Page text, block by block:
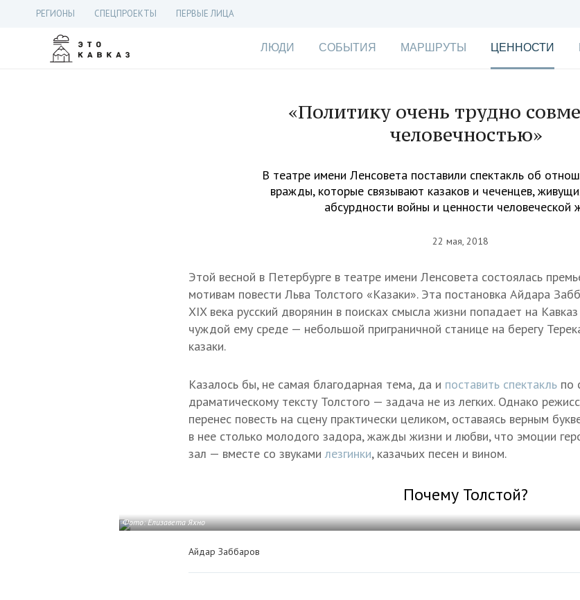
РЕГИОНЫ СПЕЦПРОЕКТЫ ПЕРВЫЕ ЛИЦА
ЛЮДИ СОБЫТИЯ МАРШРУТЫ ЦЕННОСТИ
«Политику очень трудно
человечностью»
В театре имени Ленсовета поставили спектакль об
вражды, которые связывают казаков и чеченцев,
абсурдности войны и ценности человеческой
22 мая, 2018
Этой весной в Петербурге в театре имени Ленсовета состоялась
мотивам повести Льва Толстого «Казаки». Эта постановка Айдара
XIX века русский дворянин в поисках смысла жизни попадает на
чуждой ему среде — небольшой приграничной станице на берегу
казаки.
Казалось бы, не самая благодарная тема, да и поставить спектакль по
драматическому тексту Толстого — задача не из легких. Однако
перенес повесть на сцену практически целиком, оставаясь верным
в нее столько молодого задора, жажды жизни и любви, что эмоции
зал — вместе со звукамилезгинки, казачьих песен и вином.
Почему Толстой?
Фото: Елизавета Яхно
Айдар Заббаров